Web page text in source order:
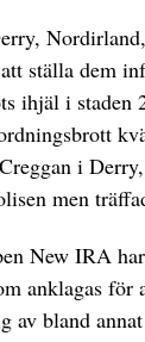
ställa dem
ihjäl i staden
i Derry,
men
New IRA
anklagas
av bland
DET GLOBALA